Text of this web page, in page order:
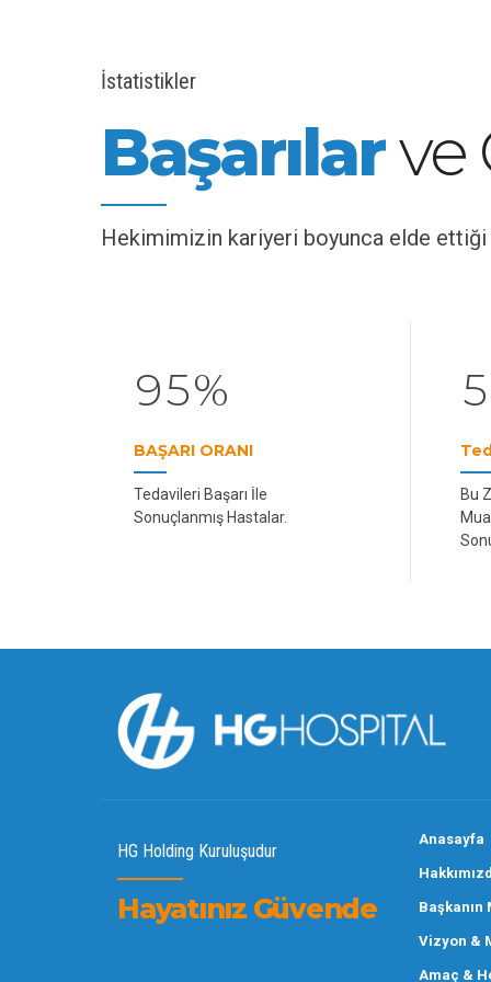
İstatistikler
Başarılarve
Hekimimizin kariyeri boyunca elde ettiği
3
4
5
6
9
0
0
1
2
5
6
7
9
0
%
BAŞARI ORANI
Tedavileri Başarı İle
Sonuçlanmış Hastalar.
0
2
5
9
0
Bu
HG Holding Kuruluşudur
Hayatınız Güvende
Anasayfa
Başkanın
Vizyon &
Amaç &